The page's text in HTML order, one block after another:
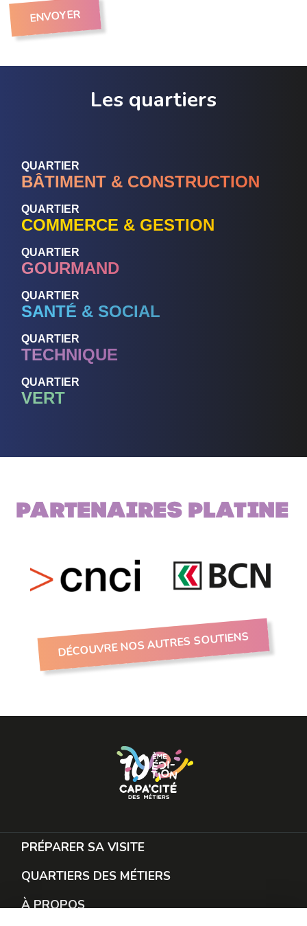
Les quartiers
QUARTIER
BÂTIMENT & CONSTRUCTION
QUARTIER
COMMERCE & GESTION
QUARTIER
GOURMAND
QUARTIER
SANTÉ & SOCIAL
QUARTIER
TECHNIQUE
QUARTIER
VERT
Partenaires PLATINE
DÉCOUVRE NOS AUTRES SOUTIENS
PRÉPARER SA VISITE
QUARTIERS DES MÉTIERS
À PROPOS